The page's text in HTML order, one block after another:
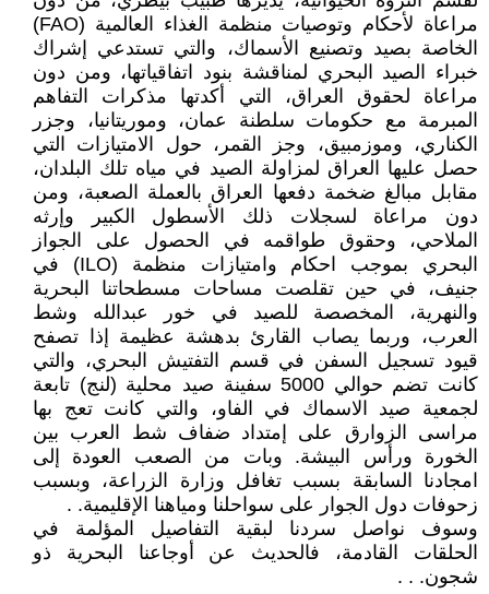
مراعاة لأحكام وتوصيات منظمة الغذاء العالمية (FAO)
الخاصة بصيد وتصنيع الأسماك، والتي تستدعي إشراك
خبراء الصيد البحري لمناقشة بنود اتفاقياتها، ومن دون
مراعاة لحقوق العراق، التي أكدتها مذكرات التفاهم
المبرمة مع حكومات سلطنة عمان، وموريتانيا، وجزر
الكناري، وموزمبيق، وجز القمر، حول الامتيازات التي
حصل عليها العراق لمزاولة الصيد في مياه تلك البلدان،
مقابل مبالغ ضخمة دفعها العراق بالعملة الصعبة، ومن
دون مراعاة لسجلات ذلك الأسطول الكبير وإرثه
الملاحي، وحقوق طواقمه في الحصول على الجواز
البحري بموجب احكام وامتيازات منظمة (ILO) في
جنيف، في حين تقلصت مساحات مسطحاتنا البحرية
والنهرية، المخصصة للصيد في خور عبدالله وشط
العرب، وربما يصاب القارئ بدهشة عظيمة إذا تصفح
قيود تسجيل السفن في قسم التفتيش البحري، والتي
كانت تضم حوالي 5000 سفينة صيد محلية (لنج) تابعة
لجمعية صيد الاسماك في الفاو، والتي كانت تعج بها
مراسى الزوارق على إمتداد ضفاف شط العرب بين
الخورة ورأس البيشة. وبات من الصعب العودة إلى
امجادنا السابقة بسبب تغافل وزارة الزراعة، وبسبب
زحوفات دول الجوار على سواحلنا ومياهنا الإقليمية. .
وسوف نواصل سردنا لبقية التفاصيل المؤلمة في
الحلقات القادمة، فالحديث عن أوجاعنا البحرية ذو
شجون. . .